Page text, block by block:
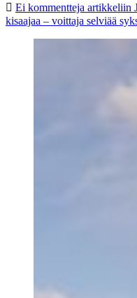
Ei kommentteja artikkeliin
kisaajaa – voittaja selviää